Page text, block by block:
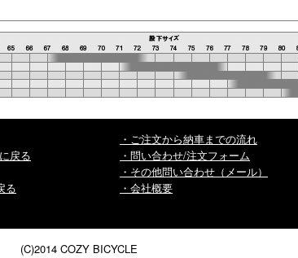
戻る
る
・ご注文から納車までの流れ
・問い合わせ/注文フォーム
・その他問い合わせ（メール）
・会社概要
(C)2014 COZY BICYCLE